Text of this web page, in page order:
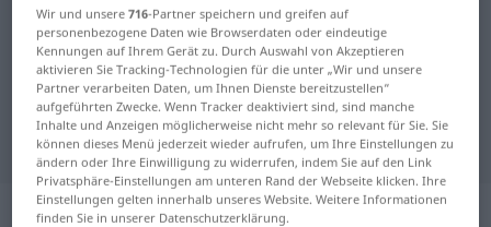
Niederländisch-Deutsch Wörterbuch
Niederländisch-Deutsch
Übersetzung für "dikkerd"
"dikkerd" Deutsch Übersetzung
„dikkerd“: mannelijk
Wir und unsere716-Partner speichern und greifen auf
personenbezogene Daten wie Browserdaten oder eindeutige
Kennungen auf Ihrem Gerät zu. Durch Auswahl von Akzeptieren
aktivieren Sie Tracking-Technologien für die unter „Wir und unsere
Partner verarbeiten Daten, um Ihnen Dienste bereitzustellen“
aufgeführten Zwecke. Wenn Tracker deaktiviert sind, sind manche
Inhalte und Anzeigen möglicherweise nicht mehr so relevant für Sie. Sie
können dieses Menü jederzeit wieder aufrufen, um Ihre Einstellungen zu
ändern oder Ihre Einwilligung zu widerrufen, indem Sie auf den Link
Privatsphäre-Einstellungen am unteren Rand der Webseite klicken. Ihre
Einstellungen gelten innerhalb unseres Website. Weitere Informationen
finden Sie in unserer Datenschutzerklärung.